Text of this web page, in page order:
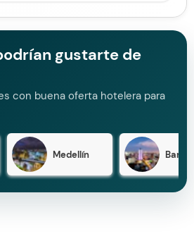
gustarte de
con buena oferta hotelera para
Medellín